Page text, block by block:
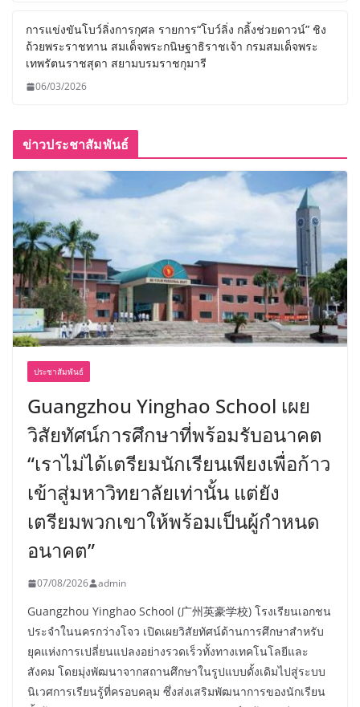
การแข่งขันโบว์ลิ่งการกุศล รายการ“โบว์ลิ่ง กลิ้งช่วยดาวน์” ชิง
ถ้วยพระราชทาน สมเด็จพระกนิษฐาธิราชเจ้า กรมสมเด็จพระ
เทพรัตนราชสุดา สยามบรมราชกุมารี
06/03/2026
ข่าวประชาสัมพันธ์
ประชาสัมพันธ์
Guangzhou Yinghao School เผย
วิสัยทัศน์การศึกษาที่พร้อมรับอนาคต
“เราไม่ได้เตรียมนักเรียนเพียงเพื่อก้าว
เข้าสู่มหาวิทยาลัยเท่านั้น แต่ยัง
เตรียมพวกเขาให้พร้อมเป็นผู้กำหนด
อนาคต”
07/08/2026 admin
Guangzhou Yinghao School (广州英豪学校) โรงเรียนเอกชน
ประจำในนครกว่างโจว เปิดเผยวิสัยทัศน์ด้านการศึกษาสำหรับ
ยุคแห่งการเปลี่ยนแปลงอย่างรวดเร็วทั้งทางเทคโนโลยีและ
สังคม โดยมุ่งพัฒนาจากสถานศึกษาในรูปแบบดั้งเดิมไปสู่ระบบ
นิเวศการเรียนรู้ที่ครอบคลุม ซึ่งส่งเสริมพัฒนาการของนักเรียน